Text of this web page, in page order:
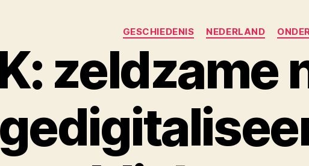
Categorieën
GESCHIEDENIS NEDERLAND
zeldzame